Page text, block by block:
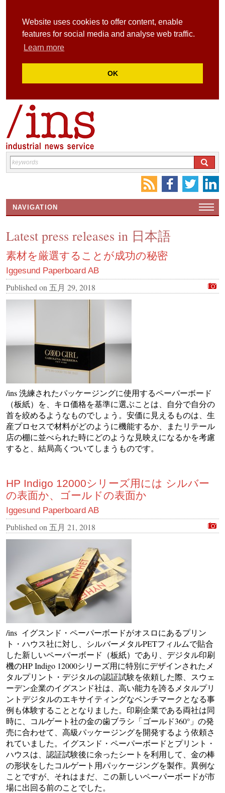
Website uses cookies to offer content, enable
features for social media and analyse web traffic.
Learn more
OK
NAVIGATION
CONTACT US
INS MAIN WEBSITE
ABOUT US
Latest press releases in 日本語
素材を厳選することが成功の秘密
Iggesund Paperboard AB
Published on 五月 29, 2018
/ins 洗練されたパッケージングに使用するペーパーボード
（板紙）を、キロ価格を基準に選ぶことは、自分で自分の
首を絞めるようなものでしょう。安価に見えるものは、生
産プロセスで材料がどのように機能するか、またリテール
店の棚に並べられた時にどのような見映えになるかを考慮
すると、結局高くついてしまうものです。
HP Indigo 12000シリーズ用には シルバー
の表面か、ゴールドの表面か
Iggesund Paperboard AB
Published on 五月 21, 2018
/ins イグスンド・ペーパーボードがオスロにあるプリン
ト・ハウス社に対し、シルバーメタルPETフィルムで貼合
した新しいペーパーボード（板紙）であり、デジタル印刷
機のHP Indigo 12000シリーズ用に特別にデザインされたメ
タルプリント・デジタルの認証試験を依頼した際、スウェ
ーデン企業のイグスンド社は、高い能力を誇るメタルプリ
ントデジタルのエキサイティングなベンチマークとなる事
例も体験することとなりました。印刷企業である両社は同
時に、コルゲート社の金の歯ブラシ「ゴールド360°」の発
売に合わせて、高級パッケージングを開発するよう依頼さ
れていました。イグスンド・ペーパーボードとプリント・
ハウスは、認証試験後に余ったシートを利用して、金の棒
の形状をしたコルゲート用パッケージングを製作。異例な
ことですが、それはまだ、この新しいペーパーボードが市
場に出回る前のことでした。